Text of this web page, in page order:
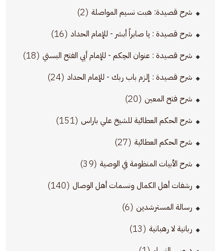
شرح قصيدة: هبت نسيم المواصلة (2)
شرح قصيدة : يا صابراً أبشر - للإمام الحداد (16)
شرح قصيدة : عنوان الحِكم - للإمام أبي الفتح البستي (18)
شرح قصيدة : إلزم باب ربك - للإمام الحداد (24)
شرح فتح المعين (20)
شرح الحكم العطائية للشيخ علي باراس (151)
شرح الحكم العطائية (27)
شرح الأبيات المنظومة في الوصية (39)
رشفات أهل الكمال ونسمات أهل الوصال (140)
رسالة المسترشدين (6)
ربانية لا رهبانية (13)